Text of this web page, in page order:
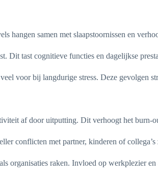
hangen samen met slaapstoornissen en
Dit tast cognitieve functies en dagelijkse
voor bij langdurige stress. Deze gevolgen
af door uitputting. Dit verhoogt het
conflicten met partner, kinderen of
organisaties raken. Invloed op werkplezier